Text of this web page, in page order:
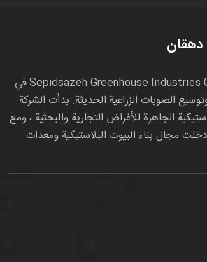
دهقان
تأسست مجموعة Sepidsazeh Greenhouse Industries Group في
وتوسيع الصوبات الزراعية الحديثة. بدأت الشركة
الجاهزة للأغراض التجارية والبحثية ، ومع
مجال بناء البيوت البلاستيكية ومعدات